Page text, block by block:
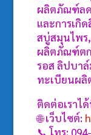
ผลิตภัณฑ์ล
และการเ
สบู่สมุนไพ
ผลิตภัณฑ์ต
รอส ลิปบา
ทะเบียนผ
ติดต่อเราไ
🌐 เว็บไซต์:
📞 โทร: